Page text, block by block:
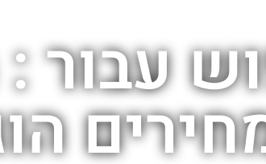
עבור